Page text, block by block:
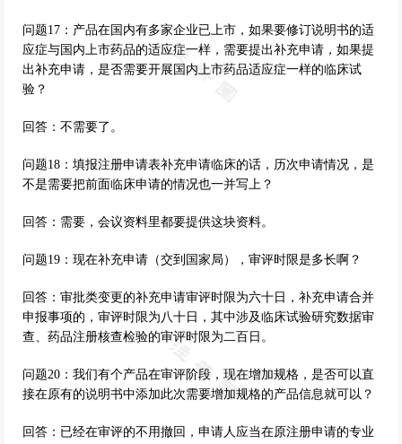
问题17：产品在国内有多家企业已上市，如果要修订说明书的适
应症与国内上市药品的适应症一样，需要提出补充申请，如果提
出补充申请，是否需要开展国内上市药品适应症一样的临床试
验？
回答：不需要了。
问题18：填报注册申请表补充申请临床的话，历次申请情况，是
不是需要把前面临床申请的情况也一并写上？
回答：需要，会议资料里都要提供这块资料。
问题19：现在补充申请（交到国家局），审评时限是多长啊？
回答：审批类变更的补充申请审评时限为六十日，补充申请合并
申报事项的，审评时限为八十日，其中涉及临床试验研究数据审
查、药品注册核查检验的审评时限为二百日。
问题20：我们有个产品在审评阶段，现在增加规格，是否可以直
接在原有的说明书中添加此次需要增加规格的产品信息就可以？
回答：已经在审评的不用撤回，申请人应当在原注册申请的专业